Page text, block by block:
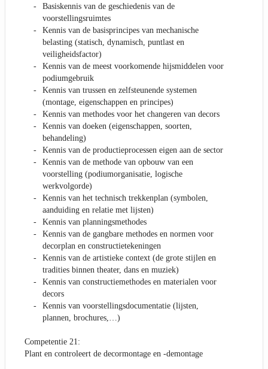
Basiskennis van de geschiedenis van de
voorstellingsruimtes
Kennis van de basisprincipes van mechanische
belasting (statisch, dynamisch, puntlast en
veiligheidsfactor)
Kennis van de meest voorkomende hijsmiddelen voor
podiumgebruik
Kennis van trussen en zelfsteunende systemen
(montage, eigenschappen en principes)
Kennis van methodes voor het changeren van decors
Kennis van doeken (eigenschappen, soorten,
behandeling)
Kennis van de productieprocessen eigen aan de sector
Kennis van de methode van opbouw van een
voorstelling (podiumorganisatie, logische
werkvolgorde)
Kennis van het technisch trekkenplan (symbolen,
aanduiding en relatie met lijsten)
Kennis van planningsmethodes
Kennis van de gangbare methodes en normen voor
decorplan en constructietekeningen
Kennis van de artistieke context (de grote stijlen en
tradities binnen theater, dans en muziek)
Kennis van constructiemethodes en materialen voor
decors
Kennis van voorstellingsdocumentatie (lijsten,
plannen, brochures,…)
Competentie 21:
Plant en controleert de decormontage en -demontage